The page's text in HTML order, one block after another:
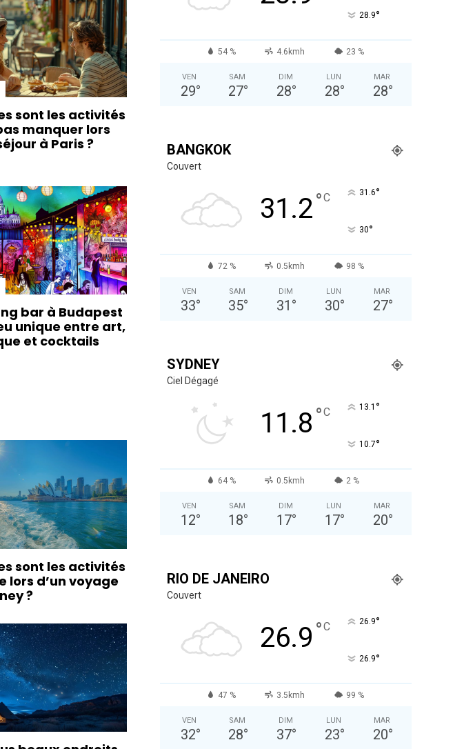
sont les activités
manquer lors
à Paris ?
bar à Budapest
unique entre art,
et cocktails
sont les activités
lors d’un voyage
?
28.9°
54 % 4.6kmh 23 %
VEN
29°
SAM
27°
DIM
28°
LUN
28°
MAR
28°
BANGKOK
Couvert
31.2°C 31.6°
30°
72 % 0.5kmh 98 %
VEN
33°
SAM
35°
DIM
31 °
LUN
30°
MAR
27°
SYDNEY
Ciel Dégagé
11.8 °C 13.1 °
10.7°
64 % 0.5kmh 2 %
VEN
12°
SAM
18°
DIM
17°
LUN
17°
MAR
20°
RIO DE JANEIRO
Couvert
26.9 °C 26.9°
26.9°
47 % 3.5kmh 99 %
VEN
32°
SAM
28°
DIM
37°
LUN
23°
MAR
20°